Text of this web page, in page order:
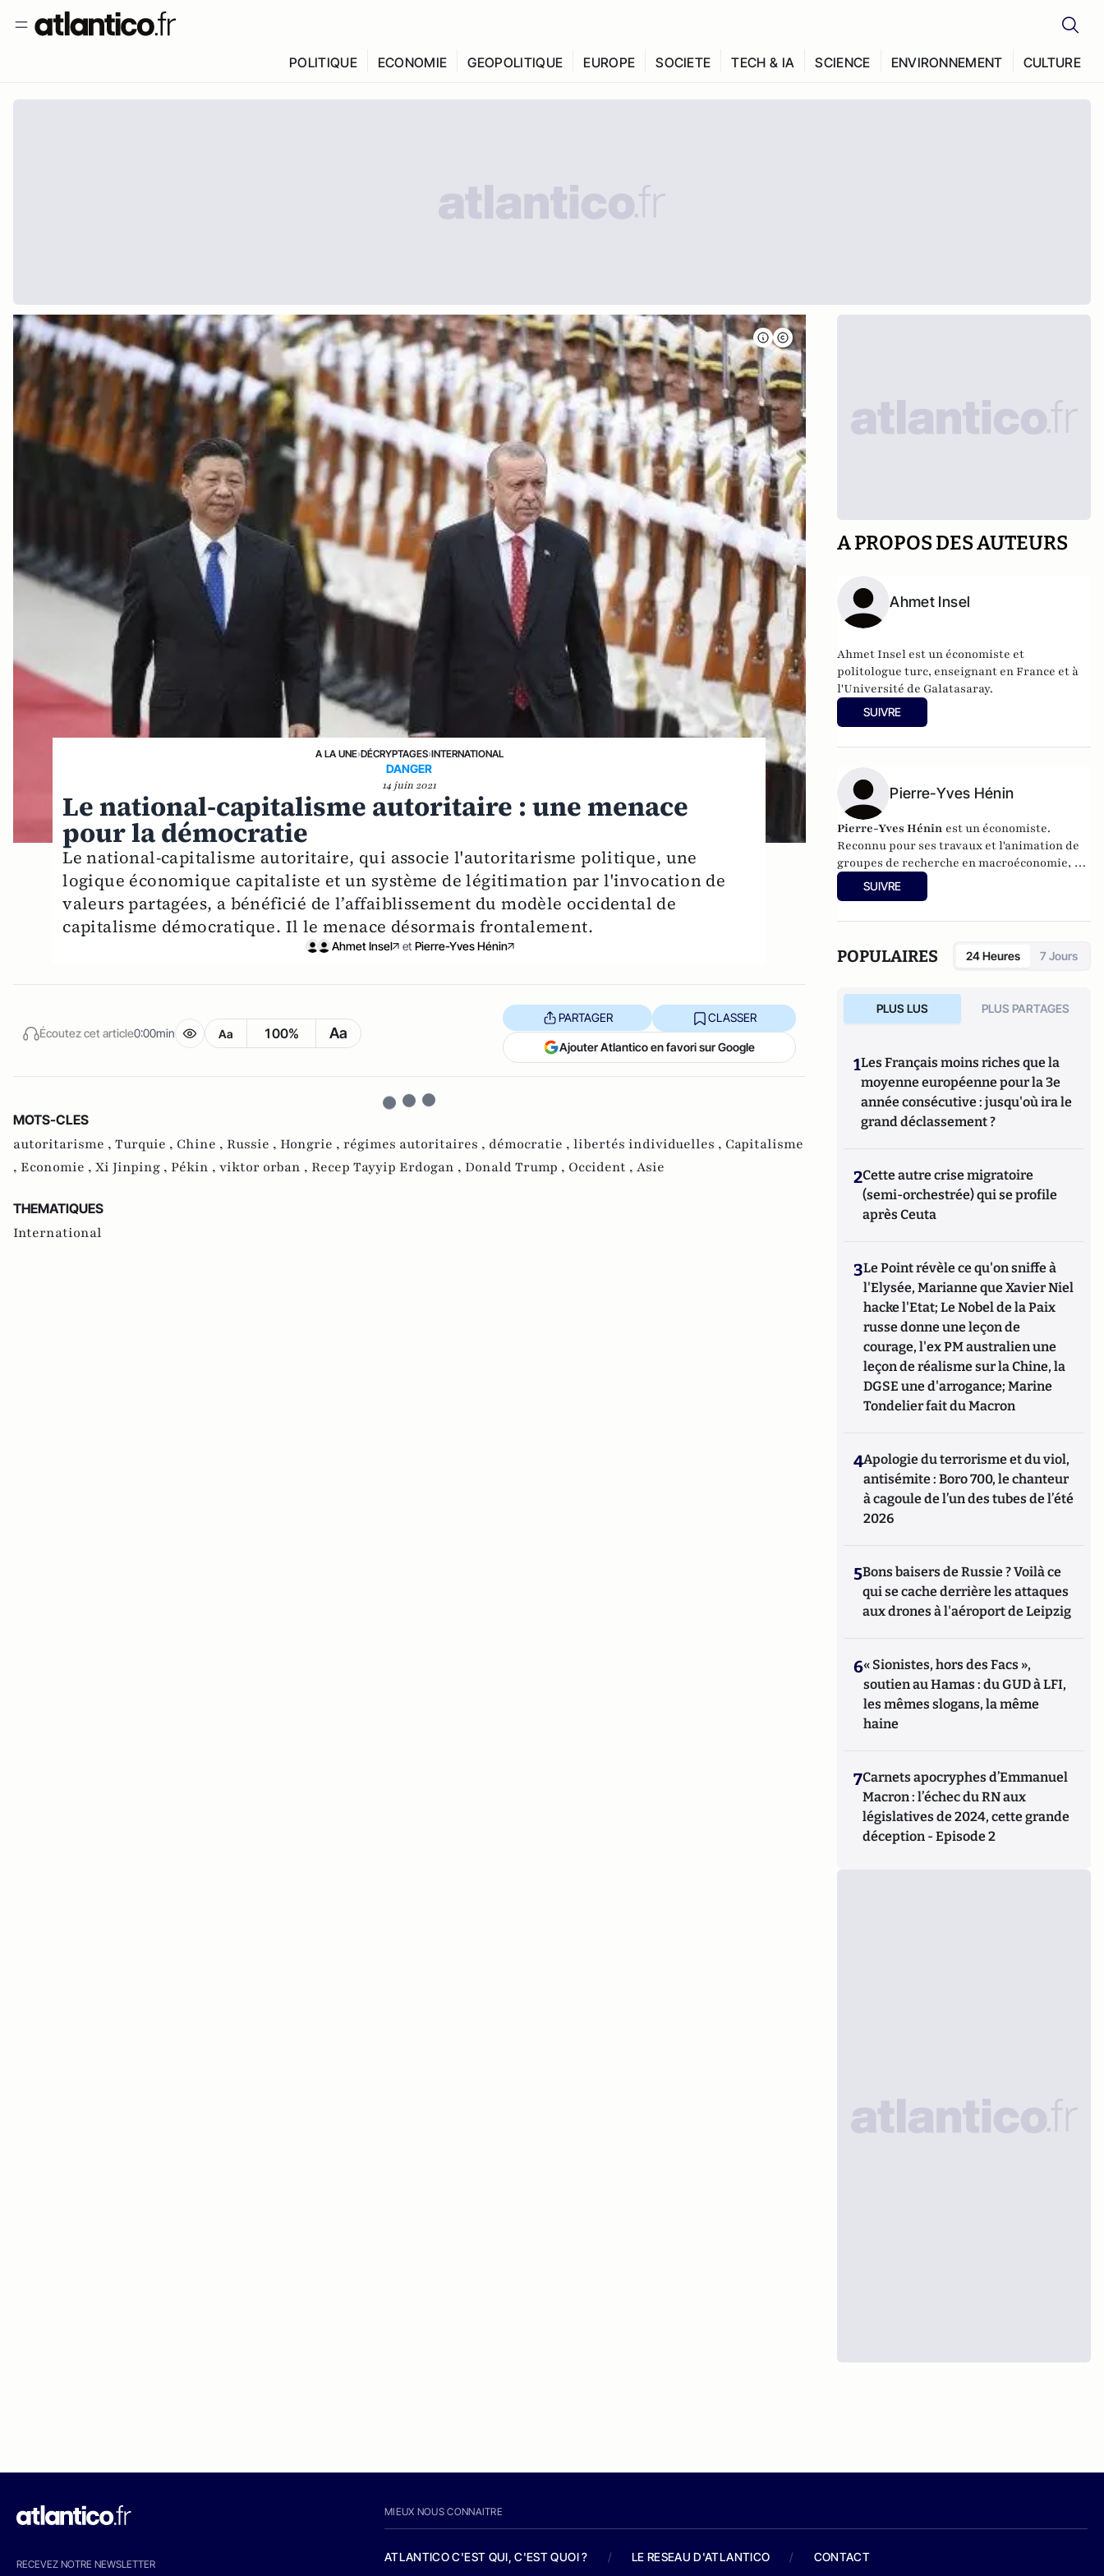
POLITIQUE ECONOMIE GEOPOLITIQUE EUROPE SOCIETE TECH & IA SCIENCE ENVIRONNEMENT CULTURE
A LA UNE›DÉCRYPTAGES›INTERNATIONAL
DANGER
14 juin 2021
Le national-capitalisme autoritaire : une menace
pour la démocratie
Le national-capitalisme autoritaire, qui associe l'autoritarisme politique, une
logique économique capitaliste et un système de légitimation par l'invocation de
valeurs partagées, a bénéficié de l’affaiblissement du modèle occidental de
capitalisme démocratique. Il le menace désormais frontalement.
Ahmet Insel et Pierre-Yves Hénin
Écoutez cet article0:00min Aa 100% Aa
PARTAGER CLASSER
Ajouter Atlantico en favori sur Google
MOTS-CLES
autoritarisme , Turquie , Chine , Russie , Hongrie , régimes autoritaires , démocratie , libertés individuelles , Capitalisme
, Economie , Xi Jinping , Pékin , viktor orban , Recep Tayyip Erdogan , Donald Trump , Occident , Asie
THEMATIQUES
International
A PROPOS DES AUTEURS
Ahmet Insel
Ahmet Insel est un économiste et
politologue turc, enseignant en France et à
l'Université de Galatasaray.
SUIVRE
Pierre-Yves Hénin
Pierre-Yves Hénin est un économiste.
Reconnu pour ses travaux et l'animation de
groupes de recherche en macroéconomie, il
a présidé l'université Paris I Panthéon-
Sorbonne de 2004 à 2009. Depuis, il a élargi
SUIVRE
POPULAIRES 24 Heures 7 Jours
PLUS LUS PLUS PARTAGES
1Les Français moins riches que la
moyenne européenne pour la 3e
année consécutive : jusqu'où ira le
grand déclassement ?
2Cette autre crise migratoire
(semi-orchestrée) qui se profile
après Ceuta
3Le Point révèle ce qu'on sniffe à
l'Elysée, Marianne que Xavier Niel
hacke l'Etat; Le Nobel de la Paix
russe donne une leçon de
courage, l'ex PM australien une
leçon de réalisme sur la Chine, la
DGSE une d'arrogance; Marine
Tondelier fait du Macron
4Apologie du terrorisme et du viol,
antisémite : Boro 700, le chanteur
à cagoule de l’un des tubes de l’été
2026
5Bons baisers de Russie ? Voilà ce
qui se cache derrière les attaques
aux drones à l'aéroport de Leipzig
6« Sionistes, hors des Facs »,
soutien au Hamas : du GUD à LFI,
les mêmes slogans, la même
haine
7Carnets apocryphes d’Emmanuel
Macron : l’échec du RN aux
législatives de 2024, cette grande
déception - Episode 2
RECEVEZ NOTRE NEWSLETTER
MIEUX NOUS CONNAITRE
ATLANTICO C'EST QUI, C'EST QUOI ? / LE RESEAU D'ATLANTICO / CONTACT